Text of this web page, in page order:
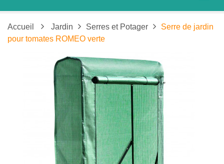
Accueil Jardin Serres et Potager
Serre de jardin
pour tomates ROMEO verte